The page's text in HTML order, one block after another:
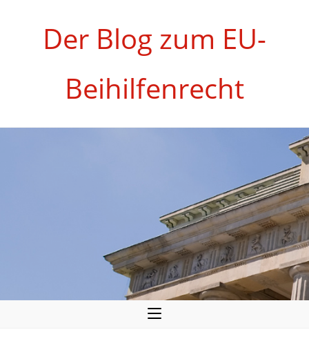
Der Blog zum EU-
Beihilfenrecht